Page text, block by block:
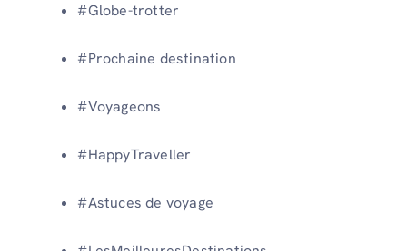
#Globe-trotter
#Prochaine destination
#Voyageons
#HappyTraveller
#Astuces de voyage